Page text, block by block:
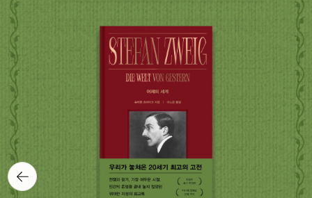
떡은 하얀색만 있었는데, 요즘은 색상이 다양해요. 맛은 그래도 비슷
하겠지요? 아마도.;; 저녁을 너무 늦게 먹어서 오늘은 일찍 잘 수 없
을 것같은데... 하면서 오늘 일을 생각해보니, 오늘 참 많이 바빴네요.
별로 한 건 없는데, 무척 무척 바빠서, 일찍 쉬고 싶은 생각이 들었습
니다. 그리고 한편으로는 많이 아쉬운 느낌이 들기도 했어요. 더 잘 할
수 있었는데, 그런 느낌 같은 아쉬움이기도 하고요, 가끔은 너무 많은
것들을 하나도 포기하지 않고 하려고 하다가 제대로 하는 건 별로 없
어지니까, 이런 생각이 드는 날도 있어, 같은 여러 가지 생각이 들었습
니다. 조금 피곤해지는 저녁이었어요. 그런데, 밥보다도 며칠 전에 마
셨던 오렌지 향 홍차가 조금 더 마시고 싶었는데, 시간이 없었고, 늦은
뒤로가
기